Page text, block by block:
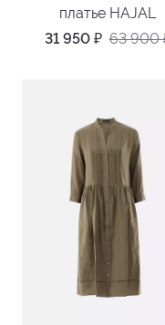
платье HAJAL
31 950 ₽ 63 900